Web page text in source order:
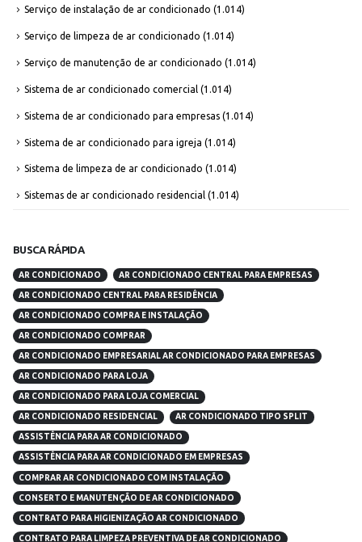
Serviço de instalação de ar condicionado (1.014)
Serviço de limpeza de ar condicionado (1.014)
Serviço de manutenção de ar condicionado (1.014)
Sistema de ar condicionado comercial (1.014)
Sistema de ar condicionado para empresas (1.014)
Sistema de ar condicionado para igreja (1.014)
Sistema de limpeza de ar condicionado (1.014)
Sistemas de ar condicionado residencial (1.014)
BUSCA RÁPIDA
AR CONDICIONADO AR CONDICIONADO CENTRAL PARA EMPRESAS
AR CONDICIONADO CENTRAL PARA RESIDÊNCIA
AR CONDICIONADO COMPRA E INSTALAÇÃO
AR CONDICIONADO COMPRAR
AR CONDICIONADO EMPRESARIAL AR CONDICIONADO PARA EMPRESAS
AR CONDICIONADO PARA LOJA
AR CONDICIONADO PARA LOJA COMERCIAL
AR CONDICIONADO RESIDENCIAL AR CONDICIONADO TIPO SPLIT
ASSISTÊNCIA PARA AR CONDICIONADO
ASSISTÊNCIA PARA AR CONDICIONADO EM EMPRESAS
COMPRAR AR CONDICIONADO COM INSTALAÇÃO
CONSERTO E MANUTENÇÃO DE AR CONDICIONADO
CONTRATO PARA HIGIENIZAÇÃO AR CONDICIONADO
CONTRATO PARA LIMPEZA PREVENTIVA DE AR CONDICIONADO